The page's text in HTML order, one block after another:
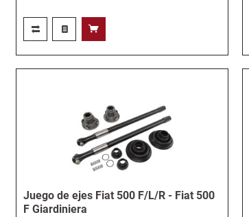
Juego de ejes Fiat 500 F/L/R - Fiat 500
F Giardiniera